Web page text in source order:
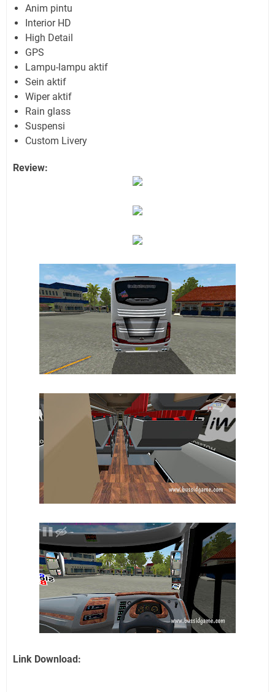
Anim pintu
Interior HD
High Detail
GPS
Lampu-lampu aktif
Sein aktif
Wiper aktif
Rain glass
Suspensi
Custom Livery
Review:
Link Download: